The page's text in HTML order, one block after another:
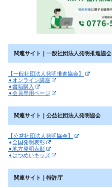
関連サイト｜一般社団法人発明推進協会
【一般社団法人発明推進協会】
➧オンライン講座
➧書籍購入
➧会員専用ページ
関連サイト｜公益社団法人発明協会
【公益社団法人発明協会】
➧全国発明表彰
➧地方発明表彰
➧はつめいキッズ
関連サイト｜特許庁